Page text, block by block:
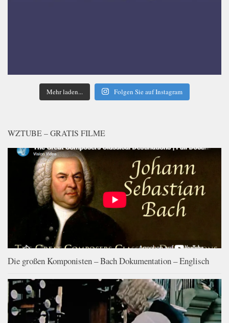
Mehr laden... Folgen Sie auf Instagram
WZTUBE – GRATIS FILME
Die großen Komponisten – Bach Dokumentation – Englisch